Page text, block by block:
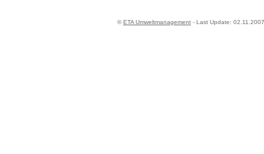
©ETA Umweltmanagement - Last Update: 02.11.2007